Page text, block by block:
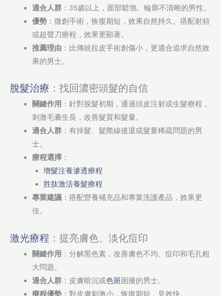
適合人群 ：35歲以上，面部鬆弛、輪廓不清晰的男性。
優勢 ：微創手術，恢復期短，效果自然持久。搭配射頻
或超聲刀療程，效果更顯著。
推薦理由 ：比傳統拉皮手術創傷小，更適合追求自然效
果的男士。
脫髮治療 ：找回濃密頭髮的自信
關鍵作用 ：針對脫髮初期，通過頭皮注射或生髮療程，
刺激毛囊生長，改善髮質和髮量。
適合人群 ：有掉髮、髮際線後退或髮量稀疏問題的男
士。
療程選擇 ：
增髮注養滲透療程
胜肽激活養髮療程
專業建議 ：搭配營養補充品和專業洗護產品，效果更
佳。
激光療程 ：提亮膚色、淡化痘印
關鍵作用 ：分解黑色素，改善膚色不均、痘印和毛孔粗
大問題。
適合人群 ：皮膚暗沉或色斑困擾的男士。
療程優勢 ：對皮膚刺激小，恢復期短，見效快。